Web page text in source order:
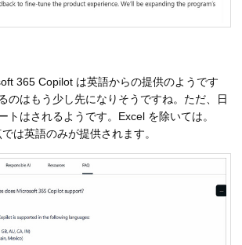
365 Copilot は英語からの提供のようです
のはもう少し先になりそうですね。ただ、日
トはされるようです。Excel を除いては。
は英語のみが提供されます。